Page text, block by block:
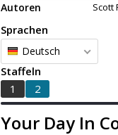
Autoren Scott
Sprachen
Deutsch
Staffeln
1
2
Your Day In